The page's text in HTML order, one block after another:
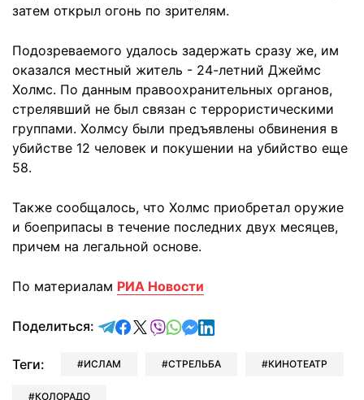
затем открыл огонь по зрителям.
Подозреваемого удалось задержать сразу же, им
оказался местный житель - 24-летний Джеймс
Холмс. По данным правоохранительных органов,
стрелявший не был связан с террористическими
группами. Холмсу были предъявлены обвинения в
убийстве 12 человек и покушении на убийство еще
58.
Также сообщалось, что Холмс приобретал оружие
и боеприпасы в течение последних двух месяцев,
причем на легальной основе.
По материалам РИА Новости
Поделиться: отправить в Telegram
поделиться в Facebook
поделиться в X
отправить в Viber
отправить в Whatsapp
отправить в Messenger
отправить в LinkedIn
Теги: ИСЛАМ СТРЕЛЬБА КИНОТЕАТР
КОЛОРАДО